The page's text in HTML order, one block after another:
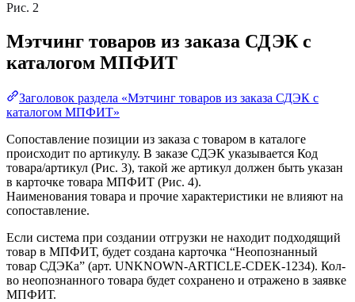
Рис. 2
Мэтчинг товаров из заказа СДЭК с
каталогом МПФИТ
Заголовок раздела «Мэтчинг товаров из заказа СДЭК с
каталогом МПФИТ»
Сопоставление позиции из заказа с товаром в каталоге
происходит по артикулу. В заказе СДЭК указывается Код
товара/артикул (Рис. 3), такой же артикул должен быть указан
в карточке товара МПФИТ (Рис. 4).
Наименования товара и прочие характеристики не влияют на
сопоставление.
Если система при создании отгрузки не находит подходящий
товар в МПФИТ, будет создана карточка “Неопознанный
товар СДЭКа” (арт. UNKNOWN-ARTICLE-CDEK-1234). Кол-
во неопознанного товара будет сохранено и отражено в заявке
МПФИТ.